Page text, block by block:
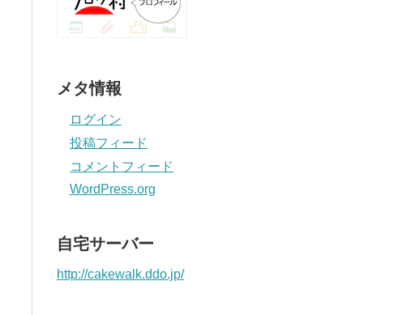
メタ情報
ログイン
投稿フィード
コメントフィード
WordPress.org
自宅サーバー
http://cakewalk.ddo.jp/